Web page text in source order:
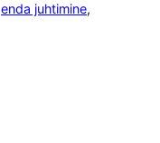
enda juhtimine